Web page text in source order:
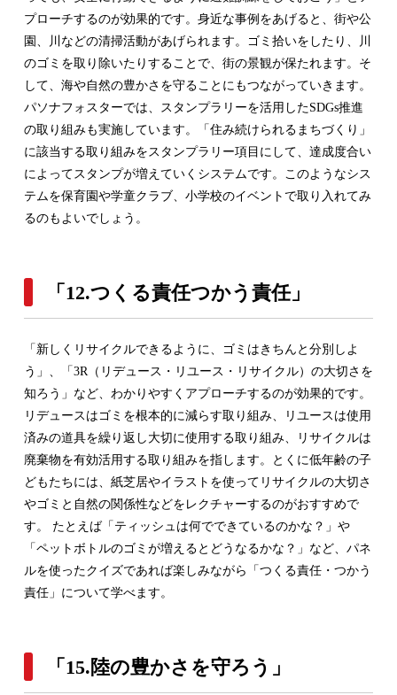
プローチするのが効果的です。身近な事例をあげると、街や公
園、川などの清掃活動があげられます。ゴミ拾いをしたり、川
のゴミを取り除いたりすることで、街の景観が保たれます。そ
して、海や自然の豊かさを守ることにもつながっていきます。
パソナフォスターでは、スタンプラリーを活用したSDGs推進
の取り組みも実施しています。「住み続けられるまちづくり」
に該当する取り組みをスタンプラリー項目にして、達成度合い
によってスタンプが増えていくシステムです。このようなシス
テムを保育園や学童クラブ、小学校のイベントで取り入れてみ
るのもよいでしょう。
「12.つくる責任つかう責任」
「新しくリサイクルできるように、ゴミはきちんと分別しよ
う」、「3R（リデュース・リユース・リサイクル）の大切さを
知ろう」など、わかりやすくアプローチするのが効果的です。
リデュースはゴミを根本的に減らす取り組み、リユースは使用
済みの道具を繰り返し大切に使用する取り組み、リサイクルは
廃棄物を有効活用する取り組みを指します。とくに低年齢の子
どもたちには、紙芝居やイラストを使ってリサイクルの大切さ
やゴミと自然の関係性などをレクチャーするのがおすすめで
す。 たとえば「ティッシュは何でできているのかな？」や
「ペットボトルのゴミが増えるとどうなるかな？」など、パネ
ルを使ったクイズであれば楽しみながら「つくる責任・つかう
責任」について学べます。
「15.陸の豊かさを守ろう」